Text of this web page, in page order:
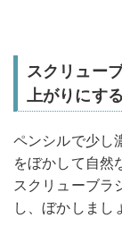
スクリュー
上がりにする
ペンシルで少し
をぼかして自然
スクリューブラ
し、ぼかしまし